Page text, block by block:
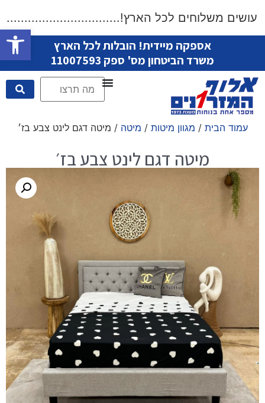
פתח
עושים משלוחים לכל
אספקה מיידית! הובלות לכל הארץ
משרד הביטחון מס' ספק 11007593
עמוד הבית / מגוון מיטות / מיטה / מיטה דגם לינט צבע בז׳
מיטה דגם לינט צבע בז׳